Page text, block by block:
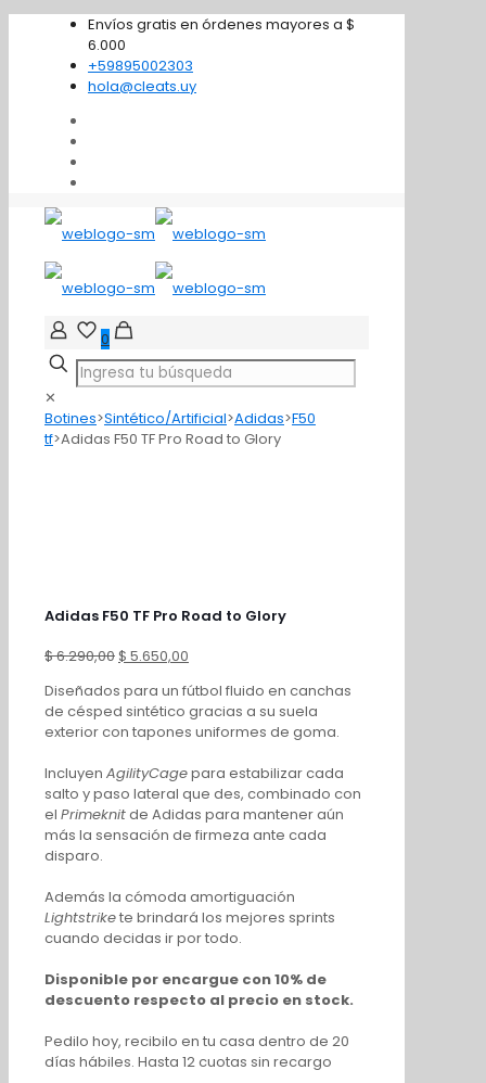
Envíos gratis en órdenes mayores a $
6.000
+59895002303
hola@cleats.uy
0
✕
Botines>Sintético/Artificial>Adidas>F50
tf>Adidas F50 TF Pro Road to Glory
Adidas F50 TF Pro Road to Glory
$6.290,00El
original
era:
$ 6.290,00.
$ 5.650,00
actual
es:
$ 5.650,00.
Diseñados para un fútbol fluido en canchas
de césped sintético gracias a su suela
exterior con tapones uniformes de goma.
Incluyen AgilityCagepara estabilizar cada
salto y paso lateral que des, combinado con
el Primeknitde Adidas para mantener aún
más la sensación de firmeza ante cada
disparo.
Además la cómoda amortiguación
Lightstrikete brindará los mejores sprints
cuando decidas ir por todo.
Disponible por encargue con 10% de
descuento respecto al precio en stock.
Pedilo hoy, recibilo en tu casa dentro de 20
días hábiles. Hasta 12 cuotas sin recargo